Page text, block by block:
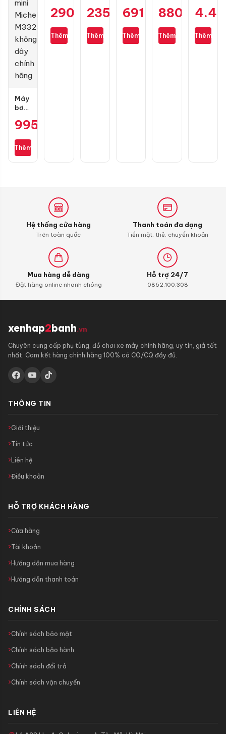
Máy
bơm
mini
M3325
không
995.000
Thêm
Air
PCX,
Lead,
290.000₫
Thêm
10W40
0.8L
235.000₫
Thêm
TT902
80/90-
17
691.000₫
Thêm
màu
mới
cho
880.000₫
Thêm
Pro
Air
Blade
Thêm
Hệ thống cửa hàng
Trên toàn quốc
Thanh toán đa dạng
Tiền mặt, thẻ, chuyển khoản
Mua hàng dễ dàng
Đặt hàng online nhanh chóng
Hỗ trợ 24/7
0862.100.308
xenhap2banh.vn
Chuyên cung cấp phụ tùng, đồ chơi xe máy chính hãng, uy tín, giá tốt
nhất. Cam kết hàng chính hãng 100% có CO/CQ đầy đủ.
THÔNG TIN
Giới thiệu
Tin tức
Liên hệ
Điều khoản
HỖ TRỢ KHÁCH HÀNG
Cửa hàng
Tài khoản
Hướng dẫn mua hàng
Hướng dẫn thanh toán
CHÍNH SÁCH
Chính sách bảo mật
Chính sách bảo hành
Chính sách đổi trả
Chính sách vận chuyển
LIÊN HỆ